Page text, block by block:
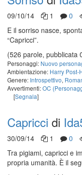
09/10/14 1 0
E il sorriso nasce,
“Capricci”.
(526 parole, pubblicata
Personaggi: Nuovo
Ambientazione: Harry Post-
Genere: Introspettivo,
Avvertimenti:OC
[Segnala]
Capricci di
30/09/14 1 0
Tra pigiami, capricci e
propria umanità. È il